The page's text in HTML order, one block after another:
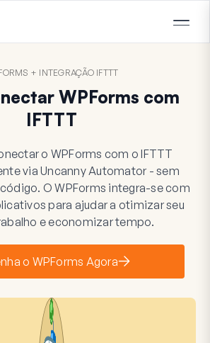
+ INTEGRAÇÃO IFTTT
WPForms com
IFTTT
o WPForms com o IFTTT
via Uncanny Automator - sem
O WPForms integra-se com
para ajudar a otimizar seu
e economizar tempo.
o WPForms Agora